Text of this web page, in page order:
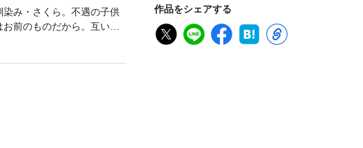
作品をシェアする
み・さくら。不遇の子供
前のものだから。互いに